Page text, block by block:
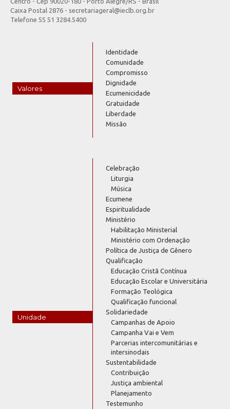
Caixa Postal 2876 - secretariageral@ieclb.org.br
Telefone 55 51 3284.5400
Valores
Identidade
Comunidade
Compromisso
Dignidade
Ecumenicidade
Gratuidade
Liberdade
Missão
Unidade
Celebração
Liturgia
Música
Ecumene
Espiritualidade
Ministério
Habilitação Ministerial
Ministério com Ordenação
Política de Justiça de Gênero
Qualificação
Educação Cristã Contínua
Educação Escolar e Universitária
Formação Teológica
Qualificação funcional
Solidariedade
Campanhas de Apoio
Campanha Vai e Vem
Parcerias intercomunitárias e
intersinodais
Sustentabilidade
Contribuição
Justiça ambiental
Planejamento
Testemunho